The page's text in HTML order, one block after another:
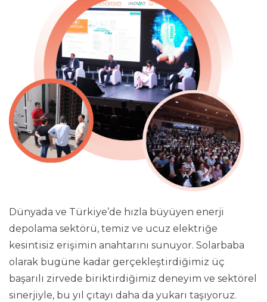
Dünyada ve Türkiye’de hızla büyüyen enerji
depolama sektörü, temiz ve ucuz elektriğe
kesintisiz erişimin anahtarını sunuyor. Solarbaba
olarak bugüne kadar gerçekleştirdiğimiz üç
başarılı zirvede biriktirdiğimiz deneyim ve sektörel
sinerjiyle, bu yıl çıtayı daha da yukarı taşıyoruz.